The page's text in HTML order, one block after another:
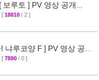
보루토 ] PV 영상 공개
[ 18810 / 2 ]
냐루코양 F ] PV 영상 공
[ 7890 / 0 ]